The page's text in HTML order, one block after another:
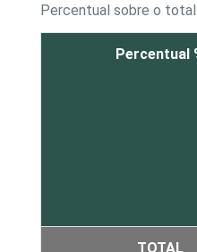
Percentual sobre o
Percentual
TOTAL